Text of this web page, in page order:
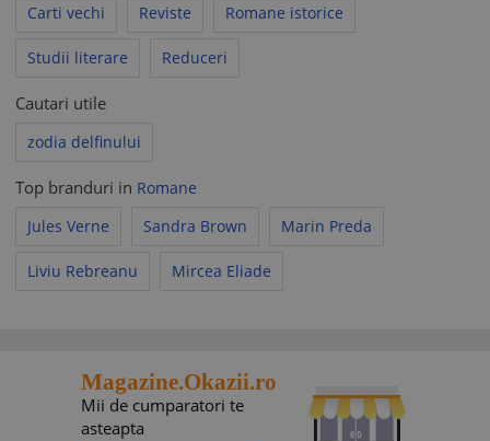
Carti vechi Reviste Romane istorice
Studii literare Reduceri
Cautari utile
zodia delfinului
Top branduri in Romane
Jules Verne
Sandra Brown Marin Preda
Liviu Rebreanu Mircea Eliade
Magazine.Okazii.ro
Mii de cumparatori te
asteapta